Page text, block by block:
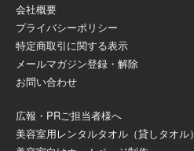
会社概要
プライバシーポリシー
特定商取引に関する表示
メールマガジン登録・解除
お問い合わせ
広報・PRご担当者様へ
美容室用レンタルタオル（貸しタオル）